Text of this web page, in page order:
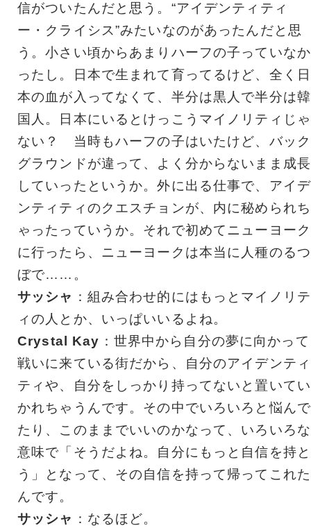
信がついたんだと思う。“アイデンティティ
ー・クライシス”みたいなのがあったんだと思
う。小さい頃からあまりハーフの子っていなか
ったし。日本で生まれて育ってるけど、全く日
本の血が入ってなくて、半分は黒人で半分は韓
国人。日本にいるとけっこうマイノリティじゃ
ない？ 当時もハーフの子はいたけど、バック
グラウンドが違って、よく分からないまま成長
していったというか。外に出る仕事で、アイデ
ンティティのクエスチョンが、内に秘められち
ゃったっていうか。それで初めてニューヨーク
に行ったら、ニューヨークは本当に人種のるつ
ぼで……。
サッシャ ：組み合わせ的にはもっとマイノリテ
ィの人とか、いっぱいいるよね。
Crystal Kay ：世界中から自分の夢に向かって
戦いに来ている街だから、自分のアイデンティ
ティや、自分をしっかり持ってないと置いてい
かれちゃうんです。その中でいろいろと悩んで
たり、このままでいいのかなって、いろいろな
意味で「そうだよね。自分にもっと自信を持と
う」となって、その自信を持って帰ってこれた
んです。
サッシャ ：なるほど。